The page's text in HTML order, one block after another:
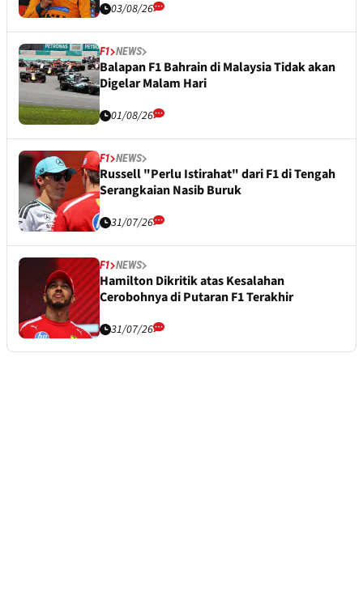
03/08/26
F1 NEWS
Balapan F1 Bahrain di Malaysia Tidak akan
Digelar Malam Hari
01/08/26
F1 NEWS
Russell "Perlu Istirahat" dari F1 di Tengah
Serangkaian Nasib Buruk
31/07/26
F1 NEWS
Hamilton Dikritik atas Kesalahan
Cerobohnya di Putaran F1 Terakhir
31/07/26